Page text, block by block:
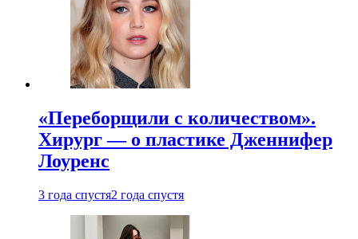
«Переборщили с количеством».
Хирург — о пластике Дженнифер
Лоуренс
3 года спустя2 года спустя